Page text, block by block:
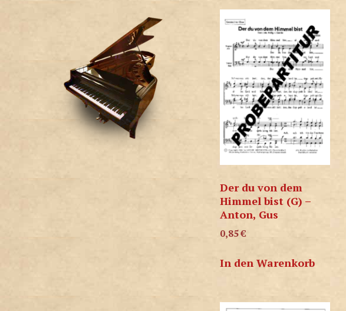
Der du von dem
Himmel bist (G) –
Anton, Gus
0,85€
In den Warenkorb